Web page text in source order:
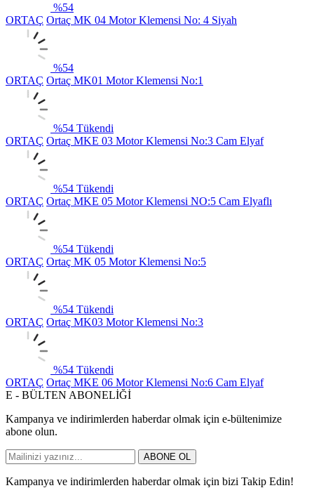
%54
ORTAÇ Ortaç MK 04 Motor Klemensi No: 4 Siyah
%54
ORTAÇ Ortaç MK01 Motor Klemensi No:1
%54 Tükendi
ORTAÇ Ortaç MKE 03 Motor Klemensi No:3 Cam Elyaf
%54 Tükendi
ORTAÇ Ortaç MKE 05 Motor Klemensi NO:5 Cam Elyaflı
%54 Tükendi
ORTAÇ Ortaç MK 05 Motor Klemensi No:5
%54 Tükendi
ORTAÇ Ortaç MK03 Motor Klemensi No:3
%54 Tükendi
ORTAÇ Ortaç MKE 06 Motor Klemensi No:6 Cam Elyaf
E - BÜLTEN ABONELİĞİ
Kampanya ve indirimlerden haberdar olmak için e-bültenimize
abone olun.
ABONE OL
Kampanya ve indirimlerden haberdar olmak için bizi Takip Edin!